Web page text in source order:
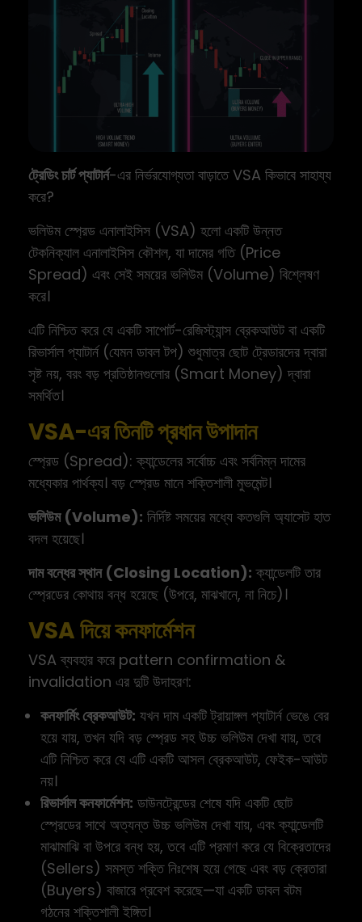
ট্রেডিং চার্ট প্যাটার্ন-এর নির্ভরযোগ্যতা বাড়াতে VSA কিভাবে সাহায্য
করে?
ভলিউম স্প্রেড এনালাইসিস (VSA) হলো একটি উন্নত
টেকনিক্যাল এনালাইসিস কৌশল, যা দামের গতি (Price
Spread) এবং সেই সময়ের ভলিউম (Volume) বিশ্লেষণ
করে।
এটি নিশ্চিত করে যে একটি সাপোর্ট-রেজিস্ট্যান্স ব্রেকআউট বা একটি
রিভার্সাল প্যাটার্ন (যেমন ডাবল টপ) শুধুমাত্র ছোট ট্রেডারদের দ্বারা
সৃষ্ট নয়, বরং বড় প্রতিষ্ঠানগুলোর (Smart Money) দ্বারা
সমর্থিত।
VSA-এর তিনটি প্রধান উপাদান
স্প্রেড (Spread): ক্যান্ডেলের সর্বোচ্চ এবং সর্বনিম্ন দামের
মধ্যেকার পার্থক্য। বড় স্প্রেড মানে শক্তিশালী মুভমেন্ট।
ভলিউম (Volume): নির্দিষ্ট সময়ের মধ্যে কতগুলি অ্যাসেট হাত
বদল হয়েছে।
দাম বন্ধের স্থান (Closing Location): ক্যান্ডেলটি তার
স্প্রেডের কোথায় বন্ধ হয়েছে (উপরে, মাঝখানে, না নিচে)।
VSA দিয়ে কনফার্মেশন
VSA ব্যবহার করে pattern confirmation &
invalidation এর দুটি উদাহরণ:
কনফার্মিং ব্রেকআউট: যখন দাম একটি ট্রায়াঙ্গল প্যাটার্ন ভেঙে বের
হয়ে যায়, তখন যদি বড় স্প্রেড সহ উচ্চ ভলিউম দেখা যায়, তবে
এটি নিশ্চিত করে যে এটি একটি আসল ব্রেকআউট, ফেইক-আউট
নয়।
রিভার্সাল কনফার্মেশন: ডাউনট্রেন্ডের শেষে যদি একটি ছোট
স্প্রেডের সাথে অত্যন্ত উচ্চ ভলিউম দেখা যায়, এবং ক্যান্ডেলটি
মাঝামাঝি বা উপরে বন্ধ হয়, তবে এটি প্রমাণ করে যে বিক্রেতাদের
(Sellers) সমস্ত শক্তি নিঃশেষ হয়ে গেছে এবং বড় ক্রেতারা
(Buyers) বাজারে প্রবেশ করেছে—যা একটি ডাবল বটম
গঠনের শক্তিশালী ইঙ্গিত।